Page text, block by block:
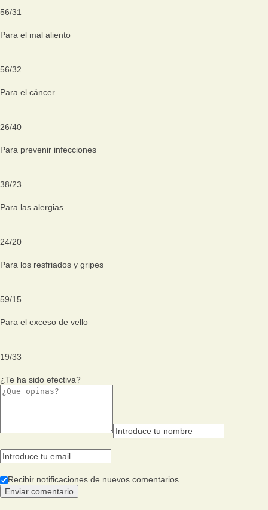
56/31
Para el mal aliento
56/32
Para el cáncer
26/40
Para prevenir infecciones
38/23
Para las alergias
24/20
Para los resfriados y gripes
59/15
Para el exceso de vello
19/33
¿Te ha sido efectiva?
Recibir notificaciones de nuevos comentarios